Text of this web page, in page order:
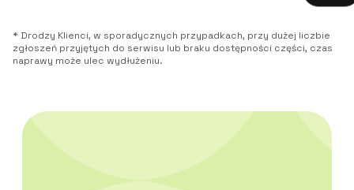
* Drodzy Klienci, w sporadycznych przypadkach, przy dużej liczbie
zgłoszeń przyjętych do serwisu lub braku dostępności części, czas
naprawy może ulec wydłużeniu.